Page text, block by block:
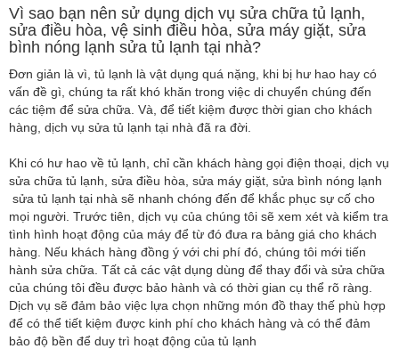
Vì sao bạn nên sử dụng dịch vụ sửa chữa tủ lạnh,
sửa điều hòa, vệ sinh điều hòa, sửa máy giặt, sửa
bình nóng lạnh sửa tủ lạnh tại nhà?
Đơn giản là vì, tủ lạnh là vật dụng quá nặng, khi bị hư hao hay có
vấn đề gì, chúng ta rất khó khăn trong việc di chuyển chúng đến
các tiệm để sửa chữa. Và, để tiết kiệm được thời gian cho khách
hàng, dịch vụ sửa tủ lạnh tại nhà đã ra đời.
Khi có hư hao về tủ lạnh, chỉ cần khách hàng gọi điện thoại, dịch vụ
sửa chữa tủ lạnh, sửa điều hòa, sửa máy giặt, sửa bình nóng lạnh
sửa tủ lạnh tại nhà sẽ nhanh chóng đến để khắc phục sự cố cho
mọi người. Trước tiên, dịch vụ của chúng tôi sẽ xem xét và kiểm tra
tình hình hoạt động của máy để từ đó đưa ra bảng giá cho khách
hàng. Nếu khách hàng đồng ý với chi phí đó, chúng tôi mới tiến
hành sửa chữa. Tất cả các vật dụng dùng để thay đổi và sửa chữa
của chúng tôi đều được bảo hành và có thời gian cụ thể rõ ràng.
Dịch vụ sẽ đảm bảo việc lựa chọn những món đồ thay thế phù hợp
để có thể tiết kiệm được kinh phí cho khách hàng và có thể đảm
bảo độ bền để duy trì hoạt động của tủ lạnh